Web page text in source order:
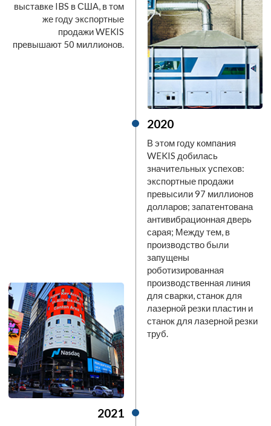
выставке IBS в США, в том
же году экспортные
продажи WEKIS
превышают 50 миллионов.
2020
В этом году компания
WEKIS добилась
значительных успехов:
экспортные продажи
превысили 97 миллионов
долларов; запатентована
антивибрационная дверь
сарая; Между тем, в
производство были
запущены
роботизированная
производственная линия
для сварки, станок для
лазерной резки пластин и
станок для лазерной резки
труб.
2021